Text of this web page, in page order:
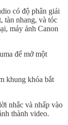
có độ phân giải
tàn nhang, và tóc
máy ảnh Canon
để mở một
khung khóa bắt
nhắc và nhấp vào
thành video.